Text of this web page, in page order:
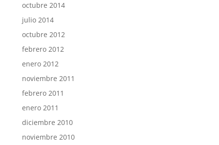
octubre 2014
julio 2014
octubre 2012
febrero 2012
enero 2012
noviembre 2011
febrero 2011
enero 2011
diciembre 2010
noviembre 2010